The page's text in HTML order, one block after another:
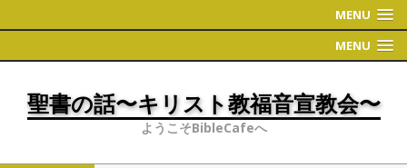
MENU
MENU
聖書の話〜キリスト教福音宣教会〜
ようこそBibleCafeへ